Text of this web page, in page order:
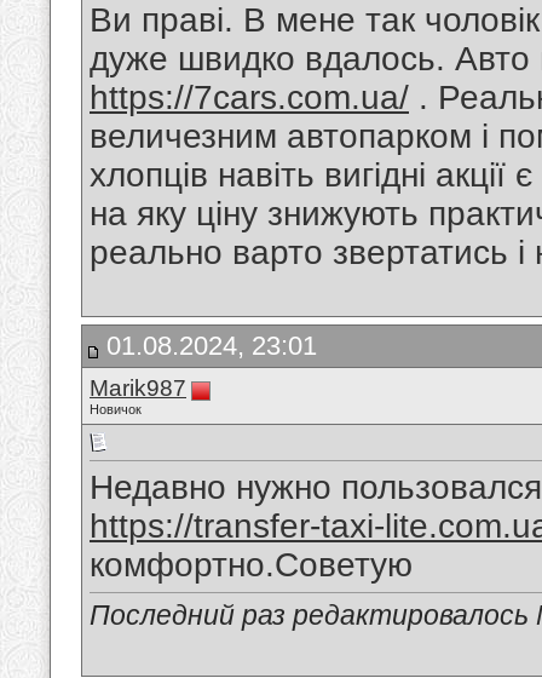
Ви праві. В мене так
дуже швидко вдалось. Авто
https://7cars.com.ua/ .
величезним автопарком і
хлопців навіть вигідні
на яку ціну знижують
реально варто звертатись
01.08.2024, 23:01
Marik987
Новичок
Недавно нужно
https://transfer-taxi-
комфортно.Советую
Последний раз